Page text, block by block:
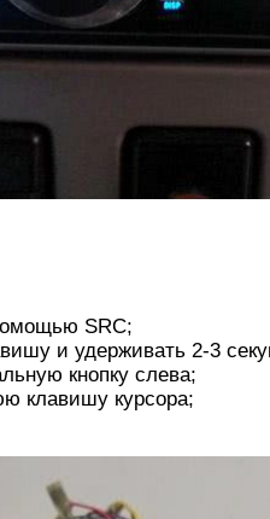
SRC;
и удерживать 2-3
кнопку слева;
клавишу курсора;